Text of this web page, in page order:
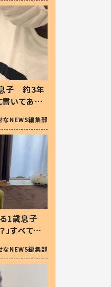
息子 約3年
いてあっ
なNEWS編集部
る1歳息子
」すべてを
から許
なNEWS編集部